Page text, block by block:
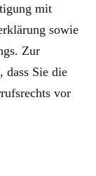
mit
sowie
Zur
dass Sie die
vor